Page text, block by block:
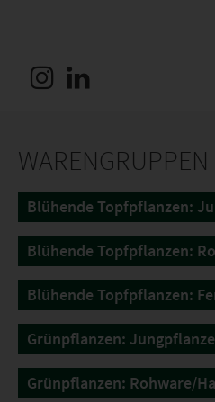
WARENGRUPPEN
Blühende Topfpflanzen:
Blühende Topfpflanzen:
Blühende Topfpflanzen:
Grünpflanzen:
Grünpflanzen: Rohware/